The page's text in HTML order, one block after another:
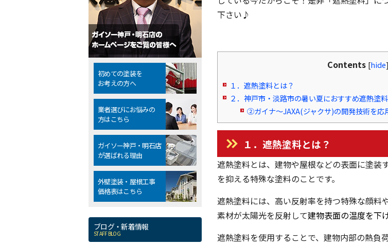
下さい♪
Contents [hide]
１．遮熱塗料とは？
２．神戸市・淡路市の暑い夏におすすめ遮熱塗料
②ガイナ～JAXA(ジャクサ)の開発技術を応
１．遮熱塗料とは？
遮熱塗料とは、建物や屋根などの表面に塗装
を抑える特殊な塗料のことです。
遮熱塗料には、高い反射率を持つ特殊な顔料
素材が太陽光を反射して建物表面の温度を下
遮熱塗料を使用することで、建物内部の熱負
初めての塗装を
お考えの方へ
業者選びにお悩みの
方はこちら
ガイソー神戸・明石店
が選ばれる理由
外壁塗装・屋根工事
価格表はこちら
ブログ・新着情報
STAFF BLOG